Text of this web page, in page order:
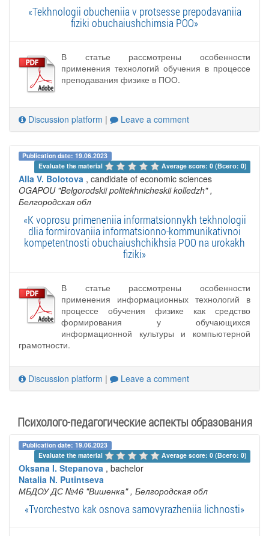
«Tekhnologii obucheniia v protsesse prepodavaniia
fiziki obuchaiushchimsia POO»
В статье рассмотрены особенности
применения технологий обучения в процессе
преподавания физике в ПОО.
Discussion platform | Leave a comment
Publication date: 19.06.2023
Evaluate the material
Average score: 0 (Всего: 0)
Alla V. Bolotova , candidate of economic sciences
OGAPOU "Belgorodskii politekhnicheskii kolledzh" ,
Белгородская обл
«K voprosu primeneniia informatsionnykh tekhnologii
dlia formirovaniia informatsionno-kommunikativnoi
kompetentnosti obuchaiushchikhsia POO na urokakh
fiziki»
В статье рассмотрены особенности
применения информационных технологий в
процессе обучения физике как средство
формирования у обучающихся
информационной культуры и компьютерной
грамотности.
Discussion platform | Leave a comment
Психолого-педагогические аспекты образования
Publication date: 19.06.2023
Evaluate the material
Average score: 0 (Всего: 0)
Oksana I. Stepanova , bachelor
Natalia N. Putintseva
МБДОУ ДС №46 "Вишенка" , Белгородская обл
«Tvorchestvo kak osnova samovyrazheniia lichnosti»